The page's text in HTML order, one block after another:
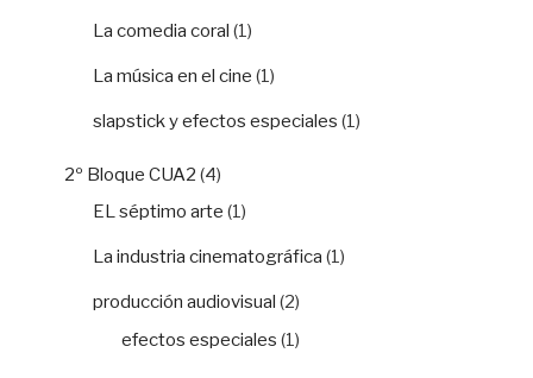
La comedia coral (1)
La música en el cine (1)
slapstick y efectos especiales (1)
2º Bloque CUA2 (4)
EL séptimo arte (1)
La industria cinematográfica (1)
producción audiovisual (2)
efectos especiales (1)